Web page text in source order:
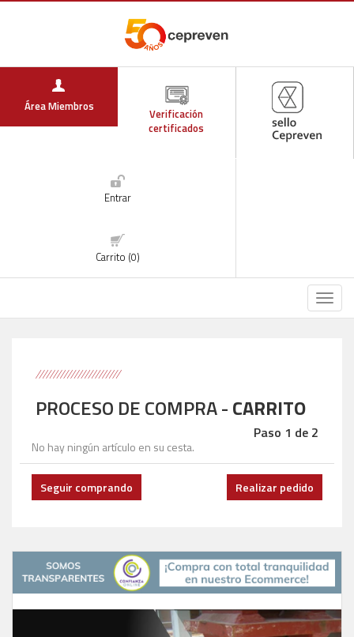
Área Miembros
Verificación
certificados
Entrar
Carrito (0)
Menú
PROCESO DE COMPRA -CARRITO
Paso 1 de 2
No hay ningún artículo en su cesta.
Seguir comprando Realizar pedido